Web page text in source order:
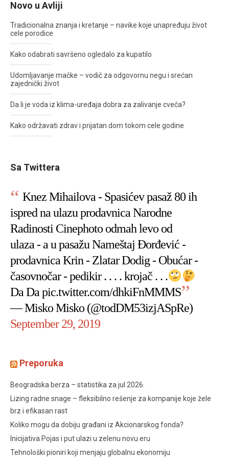
Novo u Avliji
Tradicionalna znanja i kretanje – navike koje unapređuju život
cele porodice
Kako odabrati savršeno ogledalo za kupatilo
Udomljavanje mačke – vodič za odgovornu negu i srećan
zajednički život
Da li je voda iz klima-uređaja dobra za zalivanje cveća?
Kako održavati zdrav i prijatan dom tokom cele godine
Sa Twittera
Knez Mihailova - Spasićev pasaž 80 ih
ispred na ulazu prodavnica Narodne
Radinosti Cinephoto odmah levo od
ulaza - a u pasažu Nameštaj Đorđević -
prodavnica Krin - Zlatar Dodig - Obućar -
časovnočar - pedikir . . . . krojač . . .
Da Dapic.twitter.com/dhkiFnMMMS
— Misko Misko (@todDM53izjASpRe)
September 29, 2019
Preporuka
Beogradska berza – statistika za jul 2026.
Lizing radne snage – fleksibilno rešenje za kompanije koje žele
brz i efikasan rast
Koliko mogu da dobiju građani iz Akcionarskog fonda?
Inicijativa Pojas i put ulazi u zelenu novu eru
Tehnološki pioniri koji menjaju globalnu ekonomiju